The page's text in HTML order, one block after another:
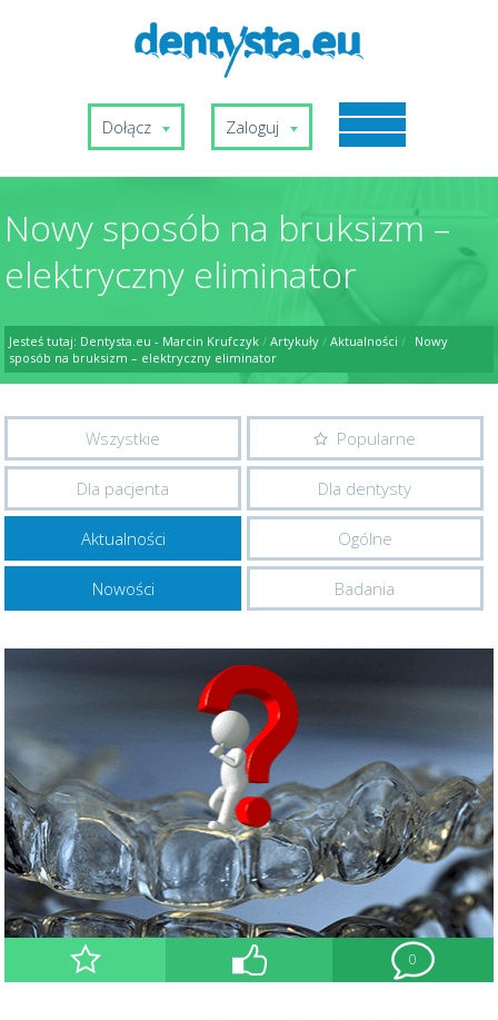
Dołącz Zaloguj
Nowy sposób na bruksizm –
elektryczny eliminator
Jesteś tutaj: Dentysta.eu - Marcin Krufczyk / Artykuły / Aktualności /
Nowy
sposób na bruksizm – elektryczny eliminator
Wszystkie Popularne
Dla pacjenta Dla dentysty
Aktualności Ogólne
Nowości Badania
0